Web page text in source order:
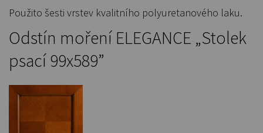
Použito šesti vrstev kvalitního polyuretanového laku.
Odstín moření ELEGANCE „Stolek
psací 99x589”